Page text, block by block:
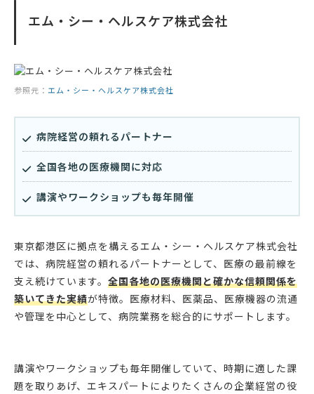
エム・シー・ヘルスケア株式会社
参照元： エム・シー・ヘルスケア株式会社
病院経営の頼れるパートナー
全国各地の医療機関に対応
講演やワークショップも毎年開催
東京都港区に拠点を構えるエム・シー・ヘルスケア株式会社
では、病院経営の頼れるパートナーとして、医療の最前線を
支え続けています。 全国各地の医療機関と確かな信頼関係を
築いてきた実績が特徴。医療材料、医薬品、医療機器の流通
や管理を中心として、病院業務を総合的にサポートします。
講演やワークショップも毎年開催していて、時期に適した課
題を取りあげ、エキスパートによりたくさんの企業経営の役